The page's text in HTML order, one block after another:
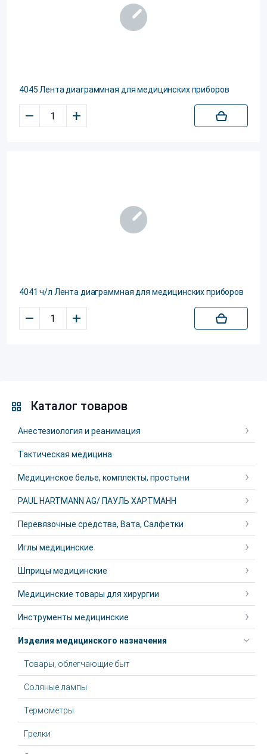
4045 Лента диаграммная для медицинских приборов
– +
4041 ч/л Лента диаграммная для медицинских приборов
– +
Каталог товаров
Анестезиология и реанимация
Тактическая медицина
Медицинское белье, комплекты, простыни
PAUL HARTMANN AG/ ПАУЛЬ ХАРТМАНН
Перевязочные средства, Вата, Салфетки
Иглы медицинские
Шприцы медицинские
Медицинские товары для хирургии
Инструменты медицинские
Изделия медицинского назначения
Товары, облегчающие быт
Соляные лампы
Термометры
Грелки